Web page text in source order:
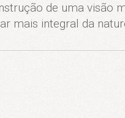
de uma visão
mais integral da